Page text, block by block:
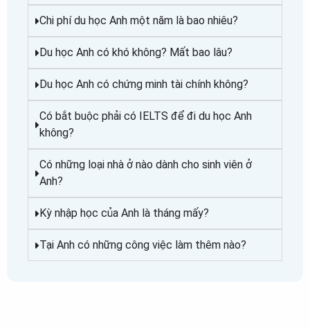
Chi phí du học Anh một năm là bao nhiêu?
Du học Anh có khó không? Mất bao lâu?
Du học Anh có chứng minh tài chính không?
Có bắt buộc phải có IELTS để đi du học Anh
không?
Có những loại nhà ở nào dành cho sinh viên ở
Anh?
Kỳ nhập học của Anh là tháng mấy?
Tại Anh có những công việc làm thêm nào?